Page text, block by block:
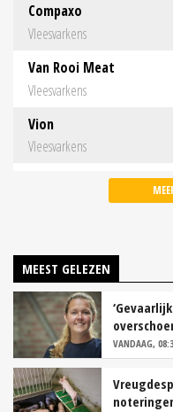
Compaxo
Vleesvarkens
Van Rooi Meat
Vleesvarkens
Vion
Vleesvarkens
MEEST GELEZEN
VANDAAG,